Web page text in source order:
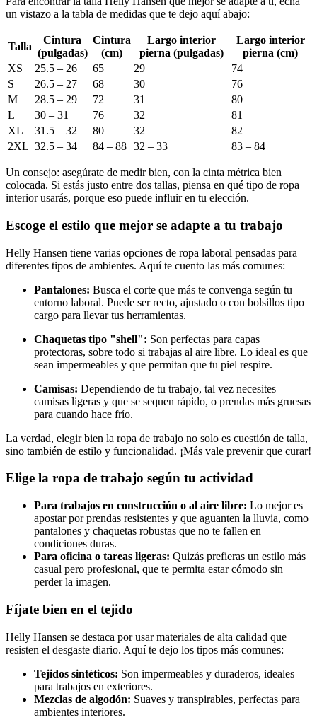
un vistazo a la tabla de medidas que te dejo aquí abajo:
Talla
Cintura
(pulgadas)
Cintura
(cm)
Largo interior
pierna (pulgadas)
Largo interior
pierna (cm)
XS
25.5 – 26 65 29
74
S
26.5 – 27 68 30
76
M
28.5 – 29 72 31
80
L
30 – 31 76 32
81
XL
31.5 – 32 80 32
82
2XL 32.5 – 34 84 – 88 32 – 33 83 – 84
Un consejo: asegúrate de medir bien, con la cinta métrica bien
colocada. Si estás justo entre dos tallas, piensa en qué tipo de ropa
interior usarás, porque eso puede influir en tu elección.
Escoge el estilo que mejor se adapte a tu trabajo
Helly Hansen tiene varias opciones de ropa laboral pensadas para
diferentes tipos de ambientes. Aquí te cuento las más comunes:
Pantalones: Busca el corte que más te convenga según tu
entorno laboral. Puede ser recto, ajustado o con bolsillos tipo
cargo para llevar tus herramientas.
Chaquetas tipo "shell": Son perfectas para capas
protectoras, sobre todo si trabajas al aire libre. Lo ideal es que
sean impermeables y que permitan que tu piel respire.
Camisas: Dependiendo de tu trabajo, tal vez necesites
camisas ligeras y que se sequen rápido, o prendas más gruesas
para cuando hace frío.
La verdad, elegir bien la ropa de trabajo no solo es cuestión de talla,
sino también de estilo y funcionalidad. ¡Más vale prevenir que curar!
Elige la ropa de trabajo según tu actividad
Para trabajos en construcción o al aire libre: Lo mejor es
apostar por prendas resistentes y que aguanten la lluvia, como
pantalones y chaquetas robustas que no te fallen en
condiciones duras.
Para oficina o tareas ligeras: Quizás prefieras un estilo más
casual pero profesional, que te permita estar cómodo sin
perder la imagen.
Fíjate bien en el tejido
Helly Hansen se destaca por usar materiales de alta calidad que
resisten el desgaste diario. Aquí te dejo los tipos más comunes:
Tejidos sintéticos: Son impermeables y duraderos, ideales
para trabajos en exteriores.
Mezclas de algodón: Suaves y transpirables, perfectas para
ambientes interiores.